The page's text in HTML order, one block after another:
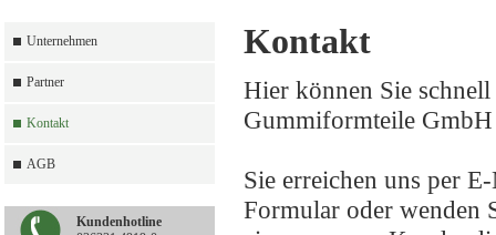
Unternehmen
Partner
Kontakt
AGB
Kundenhotline
Kontakt
Hier können Sie
Gummiformteile
Sie erreichen uns per
Formular oder wenden